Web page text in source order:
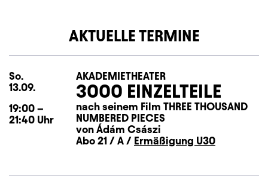
AKTUELLE TERMINE
So.
13.09.
19:00 –
21:40 Uhr
AKADEMIETHEATER
3000 EINZELTEILE
nach seinem Film THREE THOUSAND
NUMBERED PIECES
von Ádám Császi
Abo 21 / A / Ermäßigung U30